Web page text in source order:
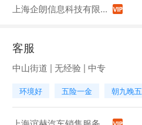
上海企朗信息科技有限...
客服
中山街道 | 无经验 | 中专
环境好 五险一金 朝九晚五